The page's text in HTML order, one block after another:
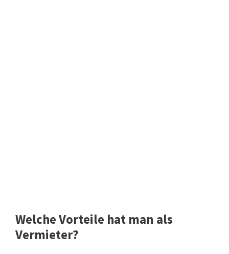
Welche Vorteile hat man als
Vermieter?